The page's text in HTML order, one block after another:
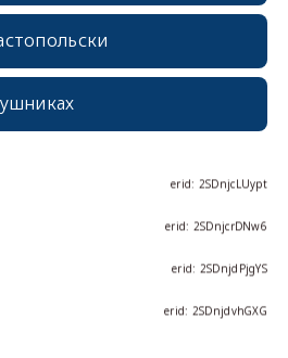
erid: 2SDnjcrDNw6
erid: 2SDnjcLUypt
erid: 2SDnjcrDNw6
erid: 2SDnjdPjgYS
erid: 2SDnjdvhGXG